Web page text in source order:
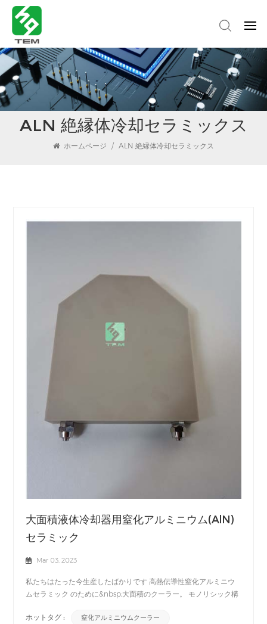
ALN 絶縁体冷却セラミックス
ホームページ / ALN 絶縁体冷却セラミックス
大面積液体冷却器用窒化アルミニウム(AlN)
セラミック
Mar 03, 2023
私たちはたった今生産したばかりです 高熱伝導性窒化アルミニウ
ムセラミック のために&nbsp;大面積のクーラー。 モノリシック構
用途に最適です。の利点 AlNセラミック 大面積液体クーラーの特
ホットタグ : 窒化アルミニウムクーラー